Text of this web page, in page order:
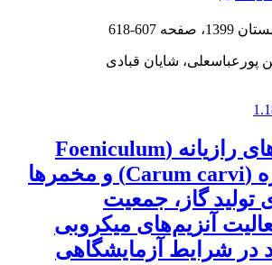
607-618
شایان قبادی
تأثیر پودر دانه‌های رازیانه (Foeniculum
vulgare) و زیره (Carum carvi) و مخمرها
تولید گاز، جمعیت
آنزیم‌های میکروبی
در شرایط آزمایشگاهی